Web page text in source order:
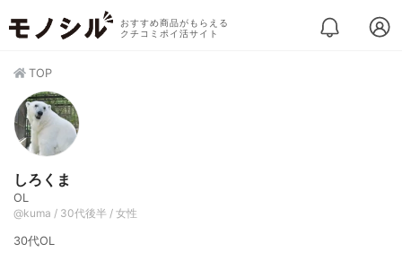
おすすめ商品がもらえる
クチコミポイ活サイト
TOP
しろくま
OL
@kuma / 30代後半 / 女性
30代OL